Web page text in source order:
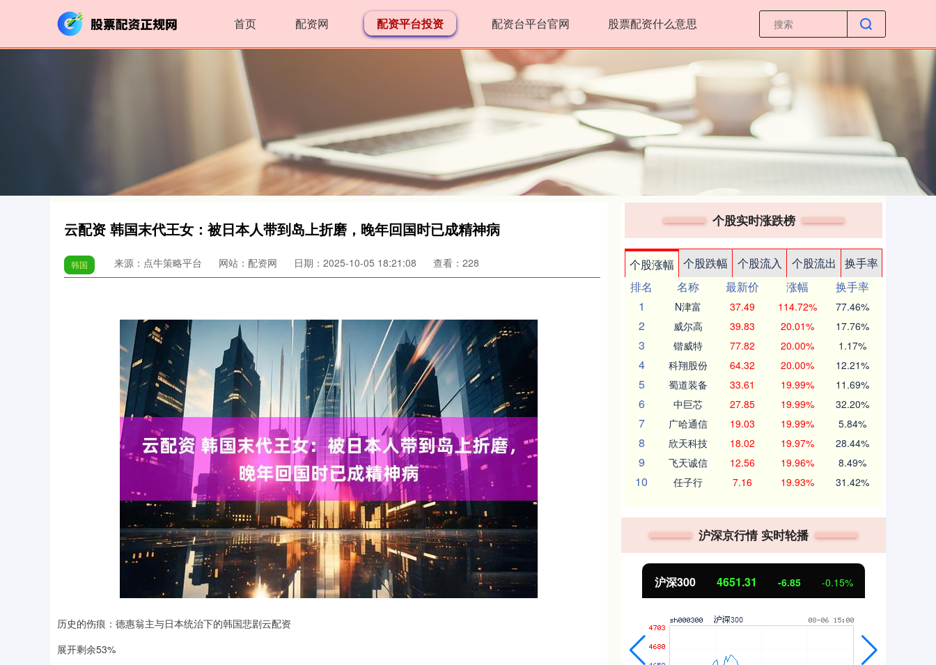
首页 配资网 配资平台投资 配资台平台官网 股票配资什么意思
云配资 韩国末代王女：被日本人带到岛上折磨，晚年回国时已成精神病
韩国 来源：点牛策略平台 网站：配资网 日期：2025-10-05 18:21:08 查看：228
历史的伤痕：德惠翁主与日本统治下的韩国悲剧云配资
展开剩余53%
个股实时涨跌榜
个股涨幅 个股跌幅 个股流入 个股流出
换手率
排名
名称 最新价 涨幅
换手率
1
N津富 37.49 114.72% 77.46%
2 威尔高 39.83 20.01% 17.76%
3 锴威特 77.82 20.00% 1.17%
4 科翔股份 64.32 20.00% 12.21%
5 蜀道装备 33.61 19.99% 11.69%
6 中巨芯 27.85 19.99% 32.20%
7 广哈通信 19.03 19.99% 5.84%
8 欣天科技 18.02 19.97% 28.44%
9 飞天诚信 12.56 19.96% 8.49%
10 任子行 7.16 19.93% 31.42%
沪深京行情 实时轮播
上证指数 3900.35 21.92 0.57% 深证成指 14110.12 -34.08 沪深300 4651.31 -6.85 -0.15%